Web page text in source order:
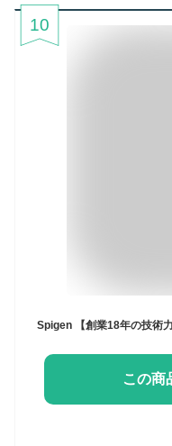
10
この商